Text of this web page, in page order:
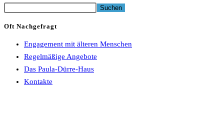
Suchen
Oft Nachgefragt
Engagement mit älteren Menschen
Regelmäßige Angebote
Das Paula-Dürre-Haus
Kontakte